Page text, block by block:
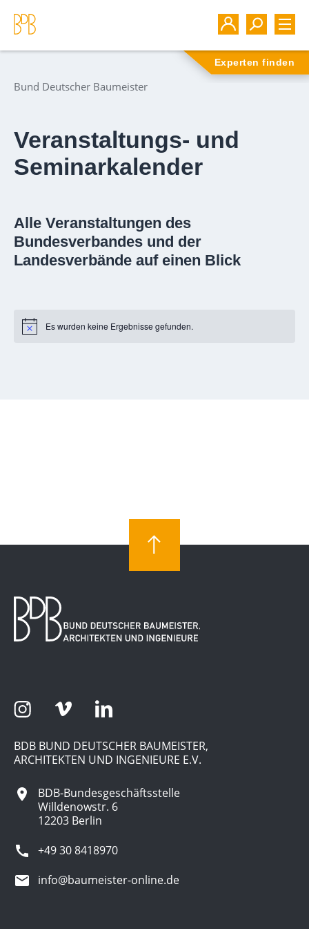
Experten finden
Bund Deutscher Baumeister
Veranstaltungs- und
Seminarkalender
Alle Veranstaltungen des
Bundesverbandes und der
Landesverbände auf einen Blick
Notice Es wurden keine Ergebnisse gefunden.
BDB BUND DEUTSCHER BAUMEISTER,
ARCHITEKTEN UND INGENIEURE E.V.
BDB-Bundesgeschäftsstelle
Willdenowstr. 6
12203 Berlin
+49 30 8418970
info@baumeister-online.de